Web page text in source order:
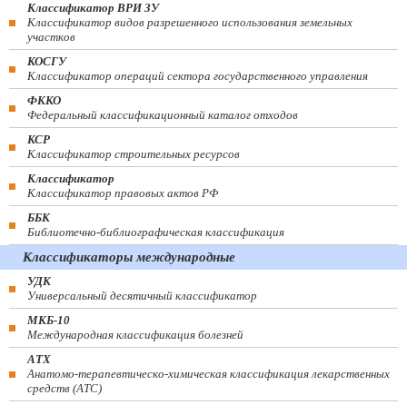
Классификатор ВРИ ЗУ
Классификатор видов разрешенного использования земельных
участков
КОСГУ
Классификатор операций сектора государственного управления
ФККО
Федеральный классификационный каталог отходов
КСР
Классификатор строительных ресурсов
Классификатор
Классификатор правовых актов РФ
ББК
Библиотечно-библиографическая классификация
Классификаторы международные
УДК
Универсальный десятичный классификатор
МКБ-10
Международная классификация болезней
АТХ
Анатомо-терапевтическо-химическая классификация лекарственных
средств (ATC)